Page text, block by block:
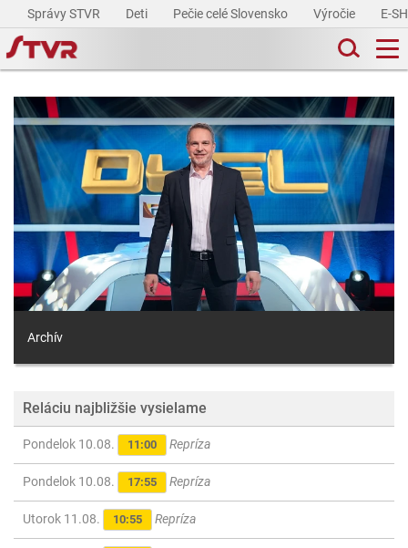
Správy STVR Deti Pečie celé Slovensko Výročie E-
Archív
Reláciu najbližšie vysielame
Pondelok 10.08. 11:00 Repríza
Pondelok 10.08. 17:55 Repríza
Utorok 11.08. 10:55 Repríza